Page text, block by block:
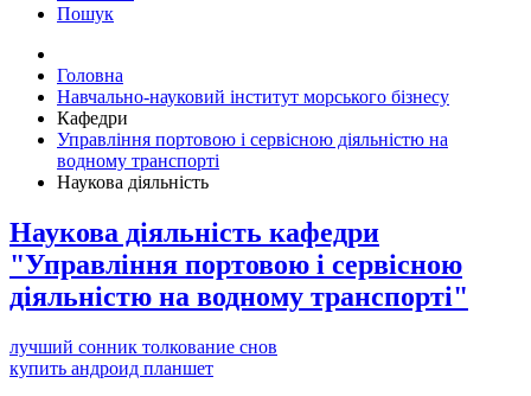
Пошук
Головна
Навчально-науковий інститут морського бізнесу
Кафедри
Управління портовою і сервісною діяльністю на
водному транспорті
Наукова діяльність
Наукова діяльність кафедри
"Управління портовою і сервісною
діяльністю на водному транспорті"
лучший сонник толкование снов
купить андроид планшет